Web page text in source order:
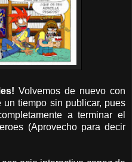
Volvemos de nuevo con
tiempo sin publicar, pues
a terminar el
(Aprovecho para decir